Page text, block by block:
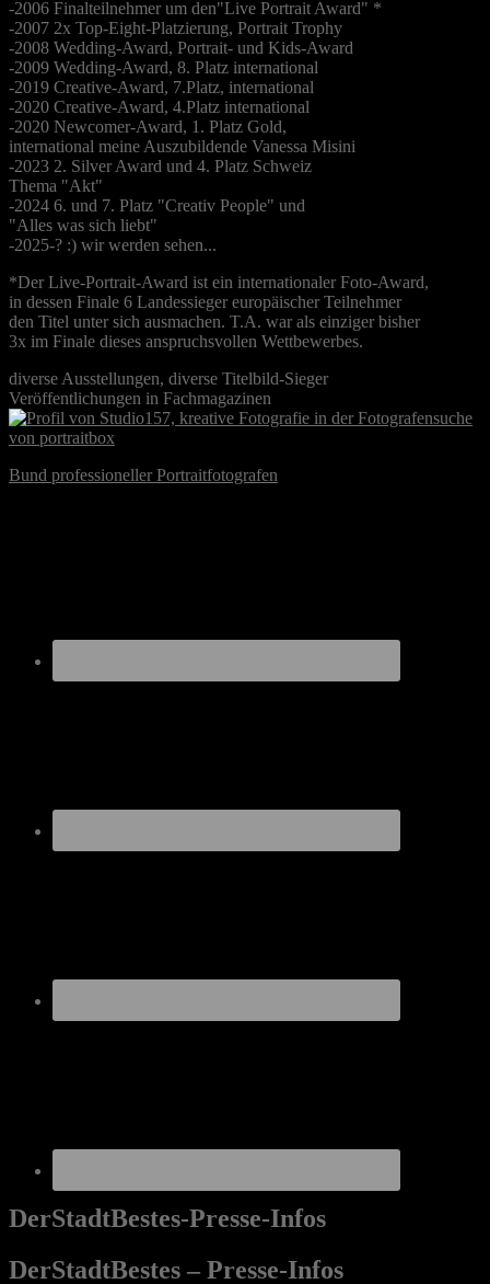
-2006 Finalteilnehmer um den"Live Portrait Award" *
-2007 2x Top-Eight-Platzierung, Portrait Trophy
-2008 Wedding-Award, Portrait- und Kids-Award
-2009 Wedding-Award, 8. Platz international
-2019 Creative-Award, 7.Platz, international
-2020 Creative-Award, 4.Platz international
-2020 Newcomer-Award, 1. Platz Gold,
international meine Auszubildende Vanessa Misini
-2023 2. Silver Award und 4. Platz Schweiz
Thema "Akt"
-2024 6. und 7. Platz "Creativ People" und
"Alles was sich liebt"
-2025-? :) wir werden sehen...
*Der Live-Portrait-Award ist ein internationaler Foto-Award,
in dessen Finale 6 Landessieger europäischer Teilnehmer
den Titel unter sich ausmachen. T.A. war als einziger bisher
3x im Finale dieses anspruchsvollen Wettbewerbes.
diverse Ausstellungen, diverse Titelbild-Sieger
Veröffentlichungen in Fachmagazinen
Bund professioneller Portraitfotografen
DerStadtBestes-Presse-Infos
DerStadtBestes – Presse-Infos